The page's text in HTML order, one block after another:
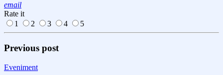
email
Rate it
1
2 3 4 5
Previous post
Eveniment